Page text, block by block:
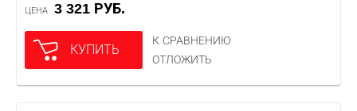
ЦЕНА 3 321 РУБ.
КУПИТЬ
К СРАВНЕНИЮ
ОТЛОЖИТЬ